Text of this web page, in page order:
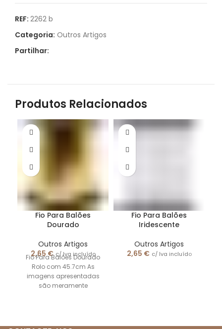
REF: 2262 b
Categoria: Outros Artigos
Partilhar:
Produtos Relacionados
Fio Para Balões
Dourado
Outros Artigos
2,65 € c/ Iva incluído
Fio Para Balões Dourado
Rolo com 45.7cm As
imagens apresentadas
são meramente
Fio Para Balões
Iridescente
Outros Artigos
2,65 € c/ Iva incluído